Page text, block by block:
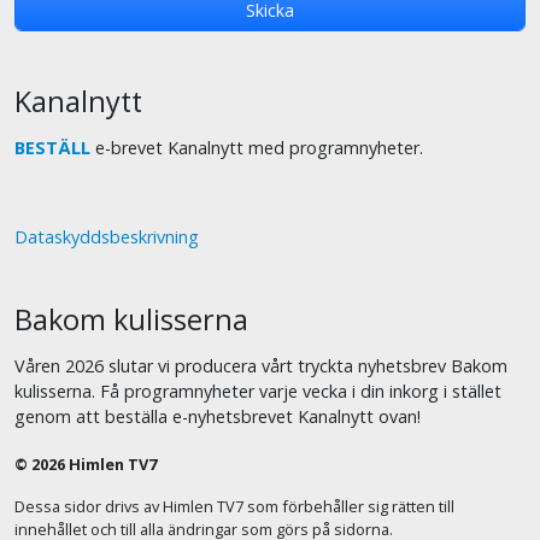
Kanalnytt
BESTÄLL e-brevet Kanalnytt med programnyheter.
Dataskyddsbeskrivning
Bakom kulisserna
Våren 2026 slutar vi producera vårt tryckta nyhetsbrev Bakom
kulisserna. Få programnyheter varje vecka i din inkorg i stället
genom att beställa e-nyhetsbrevet Kanalnytt ovan!
© 2026 Himlen TV7
Dessa sidor drivs av Himlen TV7 som förbehåller sig rätten till
innehållet och till alla ändringar som görs på sidorna.